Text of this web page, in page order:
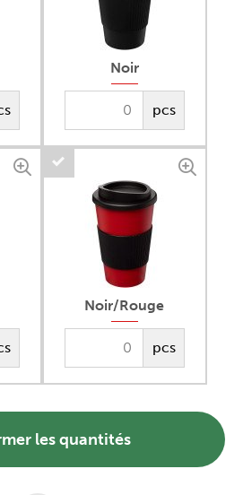
Noir
pcs
Noir/Rouge
pcs
les quantités